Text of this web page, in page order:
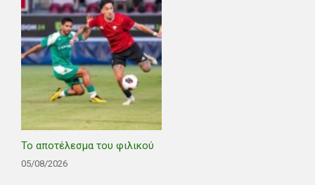
Το αποτέλεσμα του φιλικού
05/08/2026